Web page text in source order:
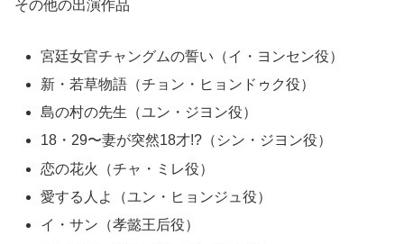
その他の出演作品
宮廷女官チャングムの誓い（イ・ヨンセン役）
新・若草物語（チョン・ヒョンドゥク役）
島の村の先生（ユン・ジヨン役）
18・29〜妻が突然18才!?（シン・ジヨン役）
恋の花火（チャ・ミレ役）
愛する人よ（ユン・ヒョンジュ役）
イ・サン（孝懿王后役）